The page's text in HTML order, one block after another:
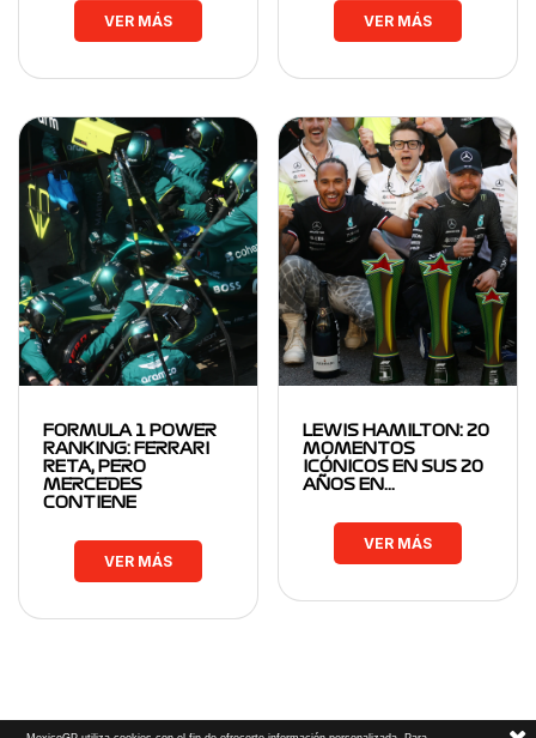
VER MÁS VER MÁS
FORMULA 1 POWER
RANKING: FERRARI
RETA, PERO
MERCEDES
CONTIENE
VER MÁS
LEWIS HAMILTON: 20
MOMENTOS
ICÓNICOS EN SUS 20
AÑOS EN…
VER MÁS